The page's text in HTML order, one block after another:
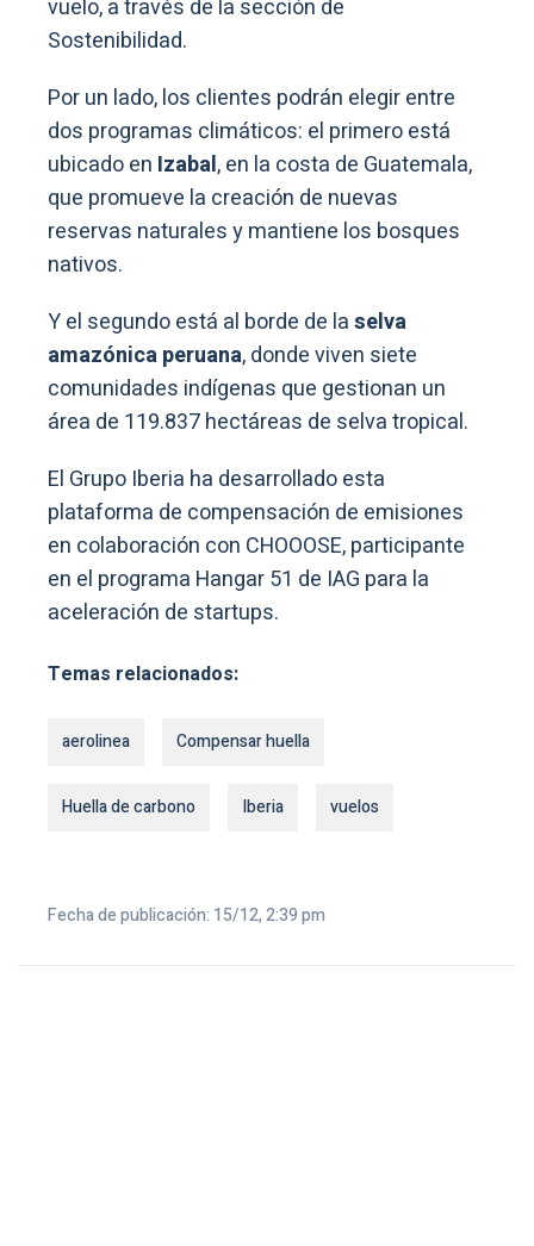
vuelo, a través de la sección de
Sostenibilidad.
Por un lado, los clientes podrán elegir entre
dos programas climáticos: el primero está
ubicado en Izabal, en la costa de Guatemala,
que promueve la creación de nuevas
reservas naturales y mantiene los bosques
nativos.
Y el segundo está al borde de laselva
amazónica peruana, donde viven siete
comunidades indígenas que gestionan un
área de 119.837 hectáreas de selva tropical.
El Grupo Iberia ha desarrollado esta
plataforma de compensación de emisiones
en colaboración con CHOOOSE, participante
en el programa Hangar 51 de IAG para la
aceleración de startups.
Temas relacionados:
aerolinea Compensar huella
Huella de carbono Iberia vuelos
Fecha de publicación: 15/12, 2:39 pm